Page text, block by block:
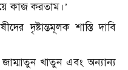
কাজ করতাম।’
দৃষ্টান্তমূলক শাস্তি দাবি
জাম্মাতুন খাতুন এবং অন্যান্য